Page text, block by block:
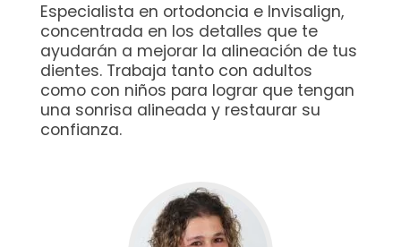
Especialista en ortodoncia e Invisalign,
concentrada en los detalles que te
ayudarán a mejorar la alineación de tus
dientes. Trabaja tanto con adultos
como con niños para lograr que tengan
una sonrisa alineada y restaurar su
confianza.